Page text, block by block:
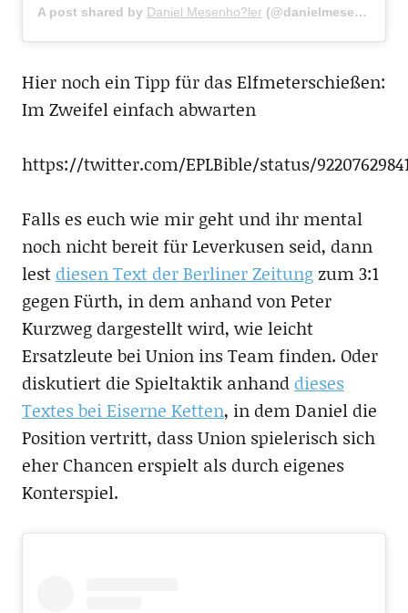
A post shared by Daniel Mesenho?ler (@danielmesenhoeler) on
Hier noch ein Tipp für das Elfmeterschießen:
Im Zweifel einfach abwarten
https://twitter.com/EPLBible/status/
Falls es euch wie mir geht und ihr mental
noch nicht bereit für Leverkusen seid, dann
lest diesen Text der Berliner Zeitungzum 3:1
gegen Fürth, in dem anhand von Peter
Kurzweg dargestellt wird, wie leicht
Ersatzleute bei Union ins Team finden. Oder
diskutiert die Spieltaktik anhand dieses
Textes bei Eiserne Ketten, in dem Daniel die
Position vertritt, dass Union spielerisch sich
eher Chancen erspielt als durch eigenes
Konterspiel.